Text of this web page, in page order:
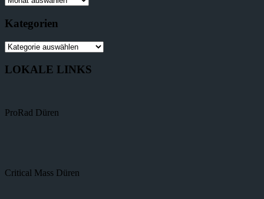
Kategorien
LOKALE LINKS
ProRad Düren
Critical Mass Düren